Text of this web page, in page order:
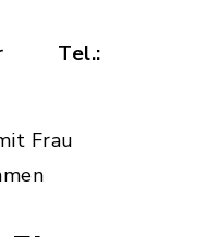
Tel.:
Frau